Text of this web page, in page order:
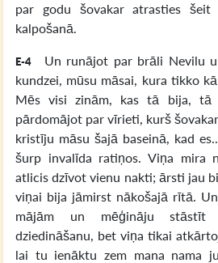
par godu šovakar atrasties
kalpošanā.
E-4
Un runājot par brāli Nevilu
kundzei, mūsu māsai, kura tikko
Mēs visi zinām, kas tā bija, tā
pārdomājot par vīrieti, kurš
kristīju māsu šajā baseinā, kad
šurp invalīda ratiņos. Viņa mira
atlicis dzīvot vienu nakti; ārsti jau
viņai bija jāmirst nākošajā rītā.
mājām un mēģināju stāstīt
dziedināšanu, bet viņa tikai
lai tu ienāktu zem mana nama